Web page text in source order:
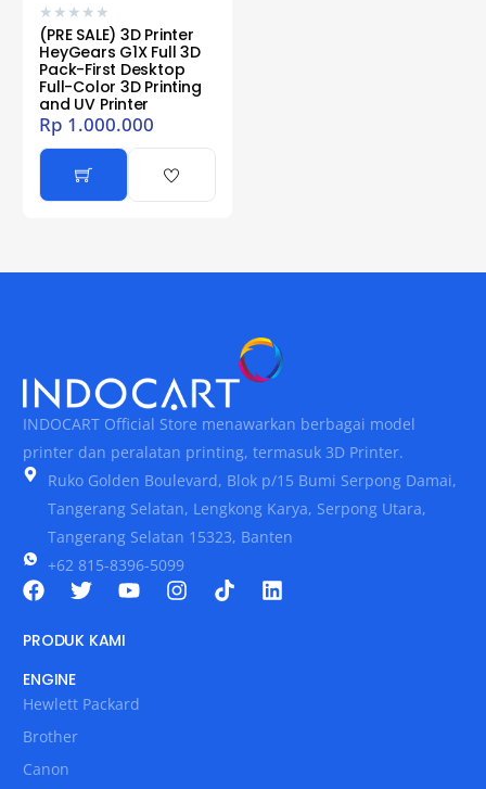
★ ★ ★ ★ ★
(PRE SALE) 3D Printer
HeyGears G1X Full 3D
Pack-First Desktop
Full-Color 3D Printing
and UV Printer
Rp 1.000.000
INDOCART Official Store menawarkan berbagai model
printer dan peralatan printing, termasuk 3D Printer.
Ruko Golden Boulevard, Blok p/15 Bumi Serpong Damai,
Tangerang Selatan, Lengkong Karya, Serpong Utara,
Tangerang Selatan 15323, Banten
+62 815-8396-5099
PRODUK KAMI
ENGINE
Hewlett Packard
Brother
Canon